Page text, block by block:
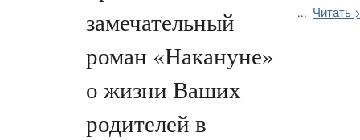
замечательный
роман «Накануне»
о жизни Ваших
родителей в
... Читать